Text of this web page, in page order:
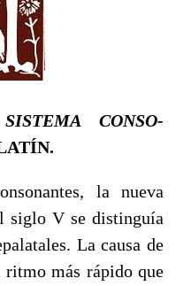
CONSO­
la nueva
siglo V se distinguía
La causa de
rit­mo más rápido que